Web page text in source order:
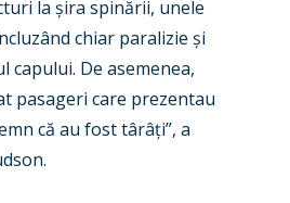
la șira spinării, unele
chiar paralizie și
capului. De asemenea,
pasageri care prezentau
că au fost târâți”, a